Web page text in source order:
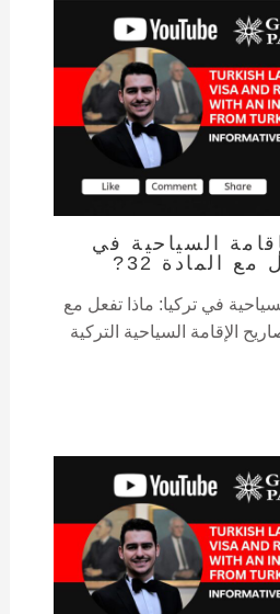
السياحية في
المادة 32?
في تركيا: ماذا تفعل مع
تصاريح الإقامة السياحية التركية